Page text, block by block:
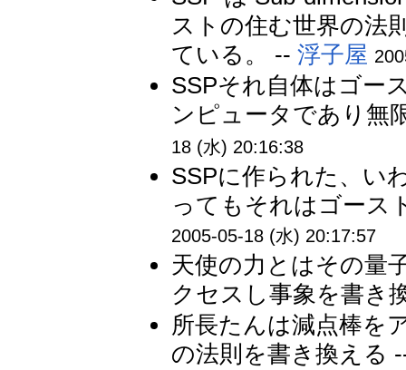
ストの住む世界の法
ている。 --浮子屋
SSPそれ自体はゴー
ンピュータであり無
18 (水) 20:16:38
SSPに作られた、い
ってもそれはゴース
2005-05-18 (水) 20:17:57
天使の力とはその量
クセスし事象を書き
所長たんは減点棒を
の法則を書き換える